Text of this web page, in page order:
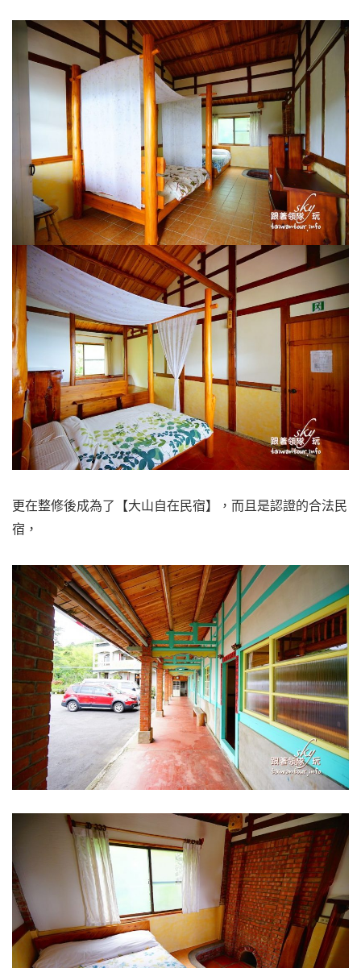
更在整修後成為了【大山自在民宿】，而且是認證的合法民
宿，